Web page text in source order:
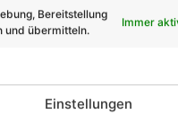
Bereitstellung
und übermitteln.
Immer
Einstellungen